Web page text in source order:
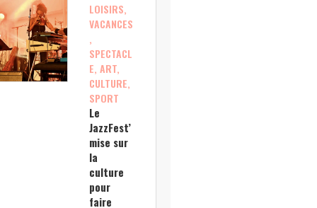
LOISIRS,
VACANCES
,
SPECTACL
E, ART,
CULTURE,
SPORT
Le
JazzFest’
mise sur
la
culture
pour
faire